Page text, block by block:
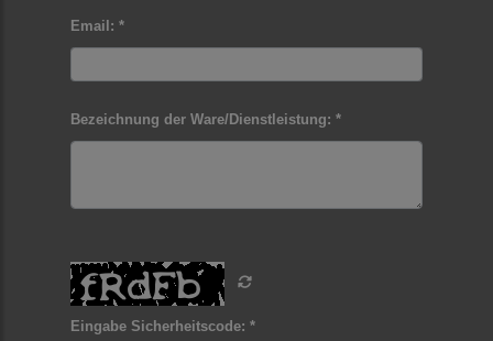
Email: *
Bezeichnung der Ware/Dienstleistung: *
Eingabe Sicherheitscode: *